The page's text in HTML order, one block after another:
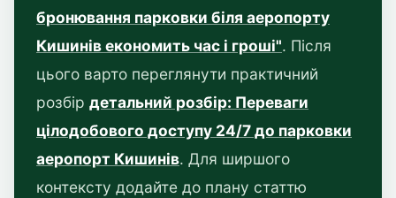
бронювання парковки біля аеропорту
Кишинів економить час і гроші". Після
цього варто переглянути практичний
розбір детальний розбір: Переваги
цілодобового доступу 24/7 до парковки
аеропорт Кишинів. Для ширшого
контексту додайте до плану статтю